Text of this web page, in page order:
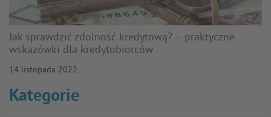
Jak sprawdzić zdolność kredytową? – praktyczne
wskazówki dla kredytobiorców
14 listopada 2022
Kategorie